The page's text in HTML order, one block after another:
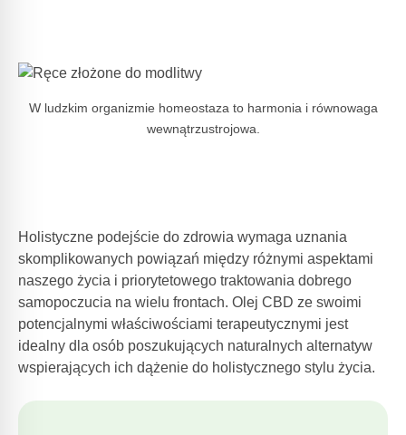
W ludzkim organizmie homeostaza to harmonia i równowaga
wewnątrzustrojowa.
Holistyczne podejście do zdrowia wymaga uznania
skomplikowanych powiązań między różnymi aspektami
naszego życia i priorytetowego traktowania dobrego
samopoczucia na wielu frontach. Olej CBD ze swoimi
potencjalnymi właściwościami terapeutycznymi jest
idealny dla osób poszukujących naturalnych alternatyw
wspierających ich dążenie do holistycznego stylu życia.